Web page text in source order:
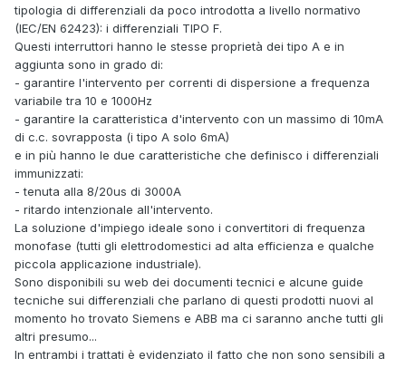
tipologia di differenziali da poco introdotta a livello normativo
(IEC/EN 62423): i differenziali TIPO F.
Questi interruttori hanno le stesse proprietà dei tipo A e in
aggiunta sono in grado di:
- garantire l'intervento per correnti di dispersione a frequenza
variabile tra 10 e 1000Hz
- garantire la caratteristica d'intervento con un massimo di 10mA
di c.c. sovrapposta (i tipo A solo 6mA)
e in più hanno le due caratteristiche che definisco i differenziali
immunizzati:
- tenuta alla 8/20us di 3000A
- ritardo intenzionale all'intervento.
La soluzione d'impiego ideale sono i convertitori di frequenza
monofase (tutti gli elettrodomestici ad alta efficienza e qualche
piccola applicazione industriale).
Sono disponibili su web dei documenti tecnici e alcune guide
tecniche sui differenziali che parlano di questi prodotti nuovi al
momento ho trovato Siemens e ABB ma ci saranno anche tutti gli
altri presumo...
In entrambi i trattati è evidenziato il fatto che non sono sensibili a